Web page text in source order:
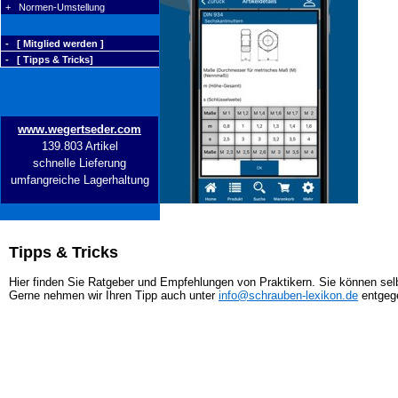
+ Normen-Umstellung
- [ Mitglied werden ]
- [ Tipps & Tricks]
www.wegertseder.com
139.803 Artikel
schnelle Lieferung
umfangreiche Lagerhaltung
Tipps & Tricks
Hier finden Sie Ratgeber und Empfehlungen von Praktikern. Sie können
Gerne nehmen wir Ihren Tipp auch unter info@schrauben-lexikon.de